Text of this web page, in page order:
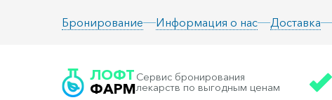
Бронирование Информация о нас Доставка
ЛОФТ
ФАРМ
Сервис бронирования
лекарств по выгодным ценам